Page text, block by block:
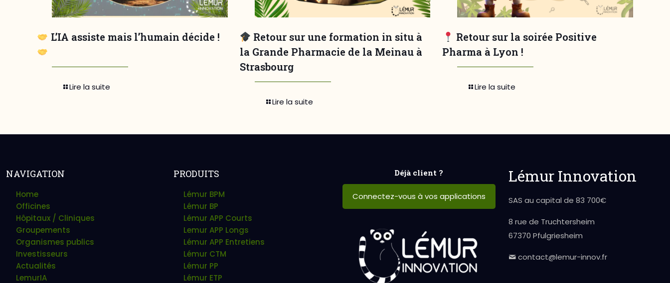
L’IA assiste mais l’humain décide !
Lire la suite
Retour sur une formation in situ à
la Grande Pharmacie de la Meinau à
Strasbourg
Lire la suite
Retour sur la soirée Positive
Pharma à Lyon !
Lire la suite
NAVIGATION
Home
Officines
Hôpitaux / Cliniques
Groupements
Organismes publics
Investisseurs
Actualités
LemurIA
PRODUITS
Lémur BPM
Lémur BP
Lémur APP Courts
Lemur APP Longs
Lémur APP Entretiens
Lémur CTM
Lémur PP
Lémur ETP
Déjà client ?
Connectez-vous à vos applications
Lémur Innovation
SAS au capital de 83 700€
8 rue de Truchtersheim
67370 Pfulgriesheim
contact@lemur-innov.fr